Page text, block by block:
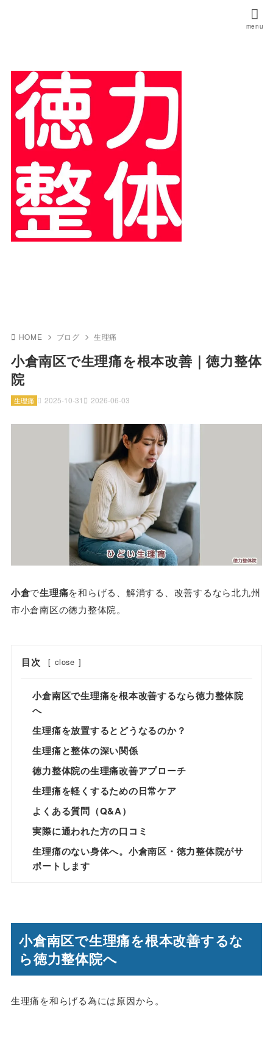
HOME ブログ 生理痛
小倉南区で生理痛を根本改善｜徳力整体
院
2025-10-31 2026-06-03
生理痛
小倉で生理痛を和らげる、解消する、改善するなら北九州
市小倉南区の徳力整体院。
目次 [ close ]
小倉南区で生理痛を根本改善するなら徳力整体院
へ
生理痛を放置するとどうなるのか？
生理痛と整体の深い関係
徳力整体院の生理痛改善アプローチ
生理痛を軽くするための日常ケア
よくある質問（Q&A）
実際に通われた方の口コミ
生理痛のない身体へ。小倉南区・徳力整体院がサ
ポートします
小倉南区で生理痛を根本改善するな
ら徳力整体院へ
生理痛を和らげる為には原因から。